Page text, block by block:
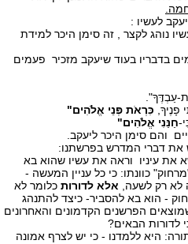
לעשיו :
נוהג לקצר , זה סימן היכר למידת
בדבריו בעוד שיעקב מזכיר פעמים
עַבְדֶּךָ".
כִּרְאֹת פְּנֵי אֱלֹהִים"
חַנַּנִי אֱלֹהִים"
והם סימן היכר ליעקב.
את דברי המדרש בפרשתנו:
את עיניו וראה את עשיו שהוא בא
כוונתו: כי כל עניין המעשה -
לא רק לשעה, אלא לדורות כלומר לא
- הוא בא להסביר- כיצד להתנהג
הפרשנים הקדמונים והאחרונים
לדורות הבאים?
היא ללמדנו - כי יש לצרף אמונה